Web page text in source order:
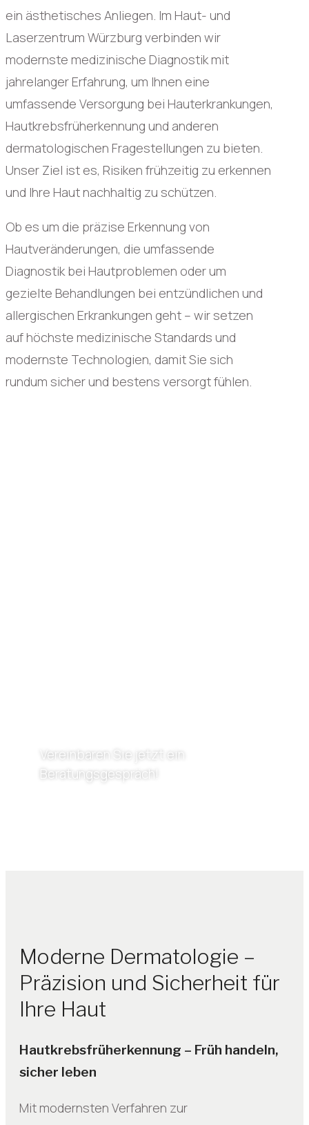
ein ästhetisches Anliegen. Im Haut- und
Laserzentrum Würzburg verbinden wir
modernste medizinische Diagnostik mit
jahrelanger Erfahrung, um Ihnen eine
umfassende Versorgung bei Hauterkrankungen,
Hautkrebsfrüherkennung und anderen
dermatologischen Fragestellungen zu bieten.
Unser Ziel ist es, Risiken frühzeitig zu erkennen
und Ihre Haut nachhaltig zu schützen.
Ob es um die präzise Erkennung von
Hautveränderungen, die umfassende
Diagnostik bei Hautproblemen oder um
gezielte Behandlungen bei entzündlichen und
allergischen Erkrankungen geht – wir setzen
auf höchste medizinische Standards und
modernste Technologien, damit Sie sich
rundum sicher und bestens versorgt fühlen.
Vereinbaren Sie jetzt ein
Beratungsgespräch!
Moderne Dermatologie –
Präzision und Sicherheit für
Ihre Haut
Hautkrebsfrüherkennung – Früh handeln,
sicher leben
Mit modernsten Verfahren zur